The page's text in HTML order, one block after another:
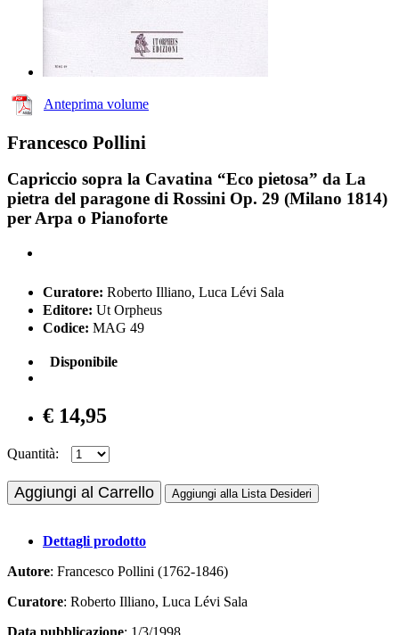
Anteprima volume
Francesco Pollini
Capriccio sopra la Cavatina “Eco pietosa” da La
pietra del paragone di Rossini Op. 29 (Milano 1814)
per Arpa o Pianoforte
Curatore: Roberto Illiano, Luca Lévi Sala
Editore: Ut Orpheus
Codice: MAG 49
Disponibile
€ 14,95
Quantità:
Aggiungi al Carrello Aggiungi alla Lista Desideri
Dettagli prodotto
Autore: Francesco Pollini (1762-1846)
Curatore: Roberto Illiano, Luca Lévi Sala
Data pubblicazione: 1/3/1998